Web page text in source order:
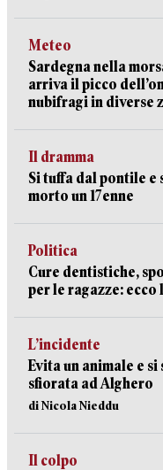
Meteo
Sardegna nella
arriva il picco
nubifragi in diverse
Il dramma
Si tuffa dal pontile e
morto un 17enne
Politica
Cure dentistiche,
per le ragazze: ecco
L’incidente
Evita un animale e
sfiorata ad Alghero
di Nicola Nieddu
Il colpo